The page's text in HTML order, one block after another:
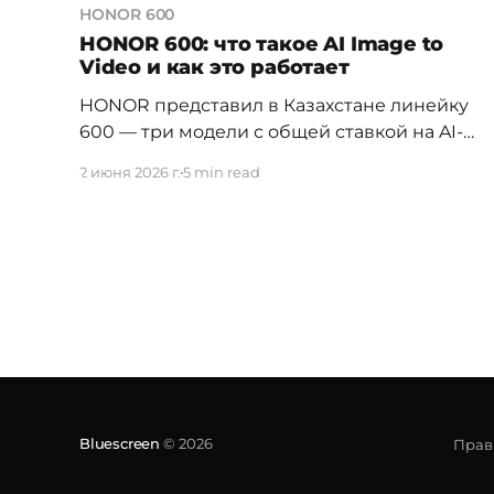
HONOR 600
HONOR 600: что такое AI Image to
Video и как это работает
HONOR представил в Казахстане линейку
600 — три модели с общей ставкой на AI-
2 июня 2026 г.5 min read
Bluescreen © 2026